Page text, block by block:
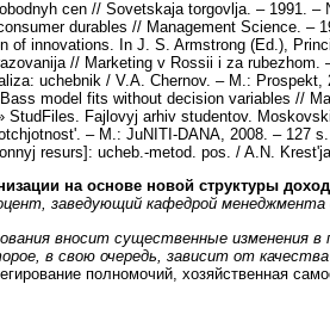
cen // Sovetskaja torgovlja. – 1991.
durables // Management Science. –
of innovations. In J. S. Armstrong (Ed.),
// Marketing v Rossii i za
uchebnik / V.A. Chernov. – M.: Prospekt,
model fits without decision variables //
StudFiles. Fajlovyj arhiv studentov.
– M.: JuNITI-DANA, 2008. – 127 s.
resurs]: ucheb.-metod. pos. / A.N.
на основе новой структуры
заведующий кафедрой менеджмента
вносит существенные изменения
в свою очередь, зависит от
полномочий, хозяйственная